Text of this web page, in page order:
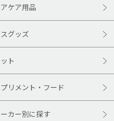
ケア用品
グッズ
ト
リメント・フード
ーカー別に探す